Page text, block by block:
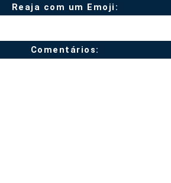
Reaja com um Emoji:
Comentários: